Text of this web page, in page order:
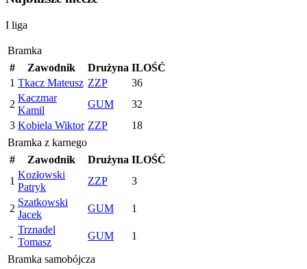
I liga
Bramka
#
Zawodnik Drużyna ILOŚĆ
1 Tkacz Mateusz ZZP
36
2
Kaczmar
Kamil
GUM
32
3 Kobiela Wiktor ZZP
18
Bramka z karnego
#
Zawodnik Drużyna ILOŚĆ
1
Kozłowski
Patryk
ZZP 3
2
Szatkowski
Jacek
GUM 1
-
Trznadel
Tomasz
GUM
1
Bramka samobójcza